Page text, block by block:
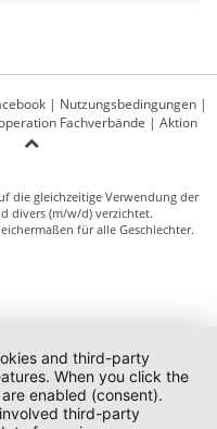
| Nutzungsbedingungen |
Fachverbände | Aktion
die gleichzeitige Verwendung der
divers (m/w/d) verzichtet.
für alle Geschlechter.
and third-party
When you click the
enabled (consent).
third-party